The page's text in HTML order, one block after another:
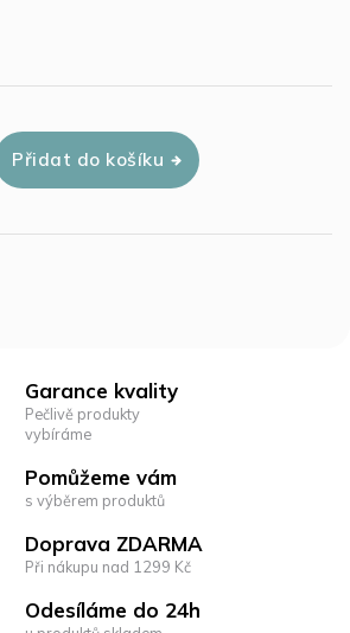
Přidat do košíku
Garance kvality
Pečlivě produkty
vybíráme
Pomůžeme vám
s výběrem produktů
Doprava ZDARMA
Při nákupu nad 1299 Kč
Odesíláme do 24h